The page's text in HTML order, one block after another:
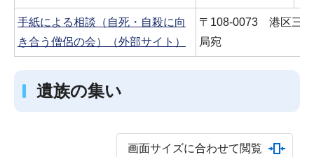
手紙による相談（自死・自殺に向
き合う僧侶の会）（外部サイト）
〒108-0073 港区三
局宛
遺族の集い
画面サイズに合わせて閲覧